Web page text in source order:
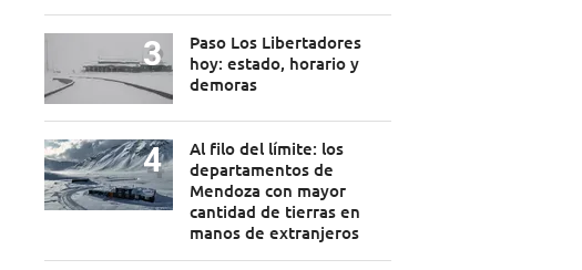
Paso Los Libertadores
hoy: estado, horario y
demoras
Al filo del límite: los
departamentos de
Mendoza con mayor
cantidad de tierras en
manos de extranjeros